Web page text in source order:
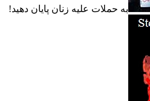
به حملات عليه زنان پايان دهيد!